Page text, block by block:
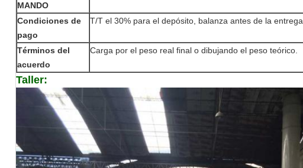
MANDO
Condiciones de
pago
T/T el 30% para el depósito, balanza antes de la entrega.
Términos del
acuerdo
Carga por el peso real final o dibujando el peso teórico.
Taller: